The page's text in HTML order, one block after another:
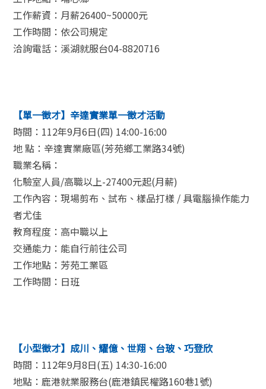
工作薪資：月薪26400~50000元
工作時間：依公司規定
洽詢電話：溪湖就服台04-8820716
【單一徵才】辛達實業單一徵才活動
時間：112年9月6日(四) 14:00-16:00
地 點：辛達實業廠區(芳苑鄉工業路34號)
職業名稱：
化驗室人員/高職以上-27400元起(月薪)
工作內容：現場剪布、試布、樣品打樣 / 具電腦操作能力
者尤佳
教育程度：高中職以上
交通能力：能自行前往公司
工作地點：芳苑工業區
工作時間：日班
【小型徵才】成川、耀億、世翔、台玻、巧登欣
時間：112年9月8日(五) 14:30-16:00
地點：鹿港就業服務台(鹿港鎮民權路160巷1號)